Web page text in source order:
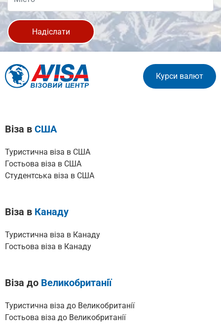
Надіслати
Курси валют
Віза в США
Туристична віза в США
Гостьова віза в США
Cтудентська віза в США
Віза в Канаду
Туристична віза в Канаду
Гостьова віза в Канаду
Віза до Великобританії
Туристична віза до Великобританії
Гостьова віза до Великобританії